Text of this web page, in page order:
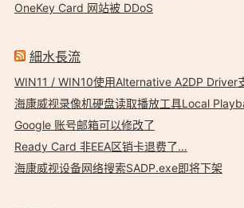
OneKey Card 网站被 DDoS
細水長流
WIN11 / WIN10使用Alternative A2DP Driver
海康威视录像机硬盘读取播放工具Local
Google 账号邮箱可以修改了
Ready Card 非EEA区销卡退费了…
海康威视设备网络搜索SADP.exe即将下架